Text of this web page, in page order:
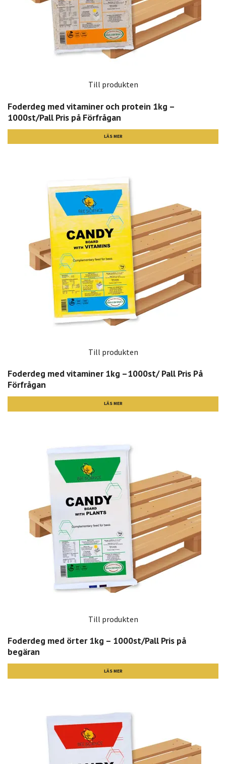
Till produkten
Foderdeg med vitaminer och protein 1kg –
1000st/Pall Pris på Förfrågan
LÄS MER
Till produkten
Foderdeg med vitaminer 1kg –1000st/ Pall Pris På
Förfrågan
LÄS MER
Till produkten
Foderdeg med örter 1kg – 1000st/Pall Pris på
begäran
LÄS MER